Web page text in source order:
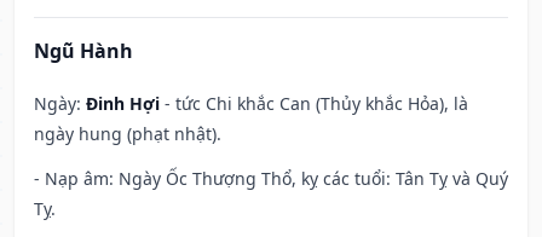
Ngũ Hành
Ngày: Đinh Hợi - tức Chi khắc Can (Thủy khắc Hỏa), là
ngày hung (phạt nhật).
- Nạp âm: Ngày Ốc Thượng Thổ, kỵ các tuổi: Tân Tỵ và Quý
Tỵ.